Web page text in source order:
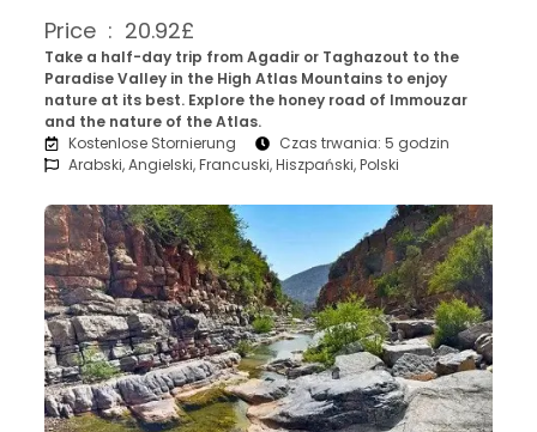
Price : 20.92£
Take a half-day trip from Agadir or Taghazout to the
Paradise Valley in the High Atlas Mountains to enjoy
nature at its best. Explore the honey road of Immouzar
and the nature of the Atlas.
Kostenlose Stornierung
Czas trwania: 5 godzin
Arabski, Angielski, Francuski, Hiszpański, Polski